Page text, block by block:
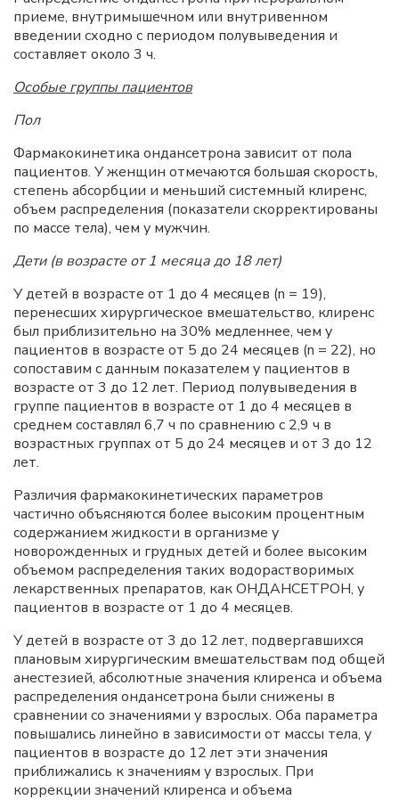
приеме, внутримышечном или внутривенном
введении сходно с периодом полувыведения и
составляет около 3 ч.
Особые группы пациентов
Пол
Фармакокинетика ондансетрона зависит от пола
пациентов. У женщин отмечаются большая скорость,
степень абсорбции и меньший системный клиренс,
объем распределения (показатели скорректированы
по массе тела), чем у мужчин.
Дети (в возрасте от 1 месяца до 18 лет)
У детей в возрасте от 1 до 4 месяцев (n = 19),
перенесших хирургическое вмешательство, клиренс
был приблизительно на 30% медленнее, чем у
пациентов в возрасте от 5 до 24 месяцев (n = 22), но
сопоставим с данным показателем у пациентов в
возрасте от 3 до 12 лет. Период полувыведения в
группе пациентов в возрасте от 1 до 4 месяцев в
среднем составлял 6,7 ч по сравнению с 2,9 ч в
возрастных группах от 5 до 24 месяцев и от 3 до 12
лет.
Различия фармакокинетических параметров
частично объясняются более высоким процентным
содержанием жидкости в организме у
новорожденных и грудных детей и более высоким
объемом распределения таких водорастворимых
лекарственных препаратов, как ОНДАНСЕТРОН, у
пациентов в возрасте от 1 до 4 месяцев.
У детей в возрасте от 3 до 12 лет, подвергавшихся
плановым хирургическим вмешательствам под общей
анестезией, абсолютные значения клиренса и объема
распределения ондансетрона были снижены в
сравнении со значениями у взрослых. Оба параметра
повышались линейно в зависимости от массы тела, у
пациентов в возрасте до 12 лет эти значения
приближались к значениям у взрослых. При
коррекции значений клиренса и объема